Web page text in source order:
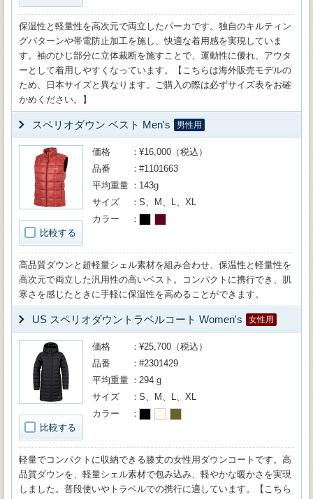
保温性と軽量性を高次元で両立したパーカです。独自のキルティン
グパターンや帯電防止加工を施し、快適な着用感を実現していま
す。袖のひじ部分に立体裁断を施すことで、運動性に優れ、アウタ
ーとして着用しやすくなっています。【こちらは海外販売モデルの
ため、日本サイズと異なります。ご購入の際は必ずサイズ表をお確
かめください。】
スペリオダウン ベスト Men's 男性用
比較する
価格
¥16,000（税込）
品番
#1101663
平均重量
143g
サイズ
S、M、L、XL
カラー
高品質ダウンと超軽量シェル素材を組み合わせ、保温性と軽量性を
高次元で両立した汎用性の高いベスト。コンパクトに携行でき、肌
寒さを感じたときに手軽に保温性を高めることができます。
US スペリオダウントラベルコート Women's 女性用
比較する
価格
¥25,700（税込）
品番
#2301429
平均重量
294 g
サイズ
S、M、L、XL
カラー
軽量でコンパクトに収納できる膝丈の女性用ダウンコートです。高
品質ダウンを、軽量シェル素材で包み込み、軽やかな暖かさを実現
しました。普段使いやトラベルでの携行に適しています。【こちら